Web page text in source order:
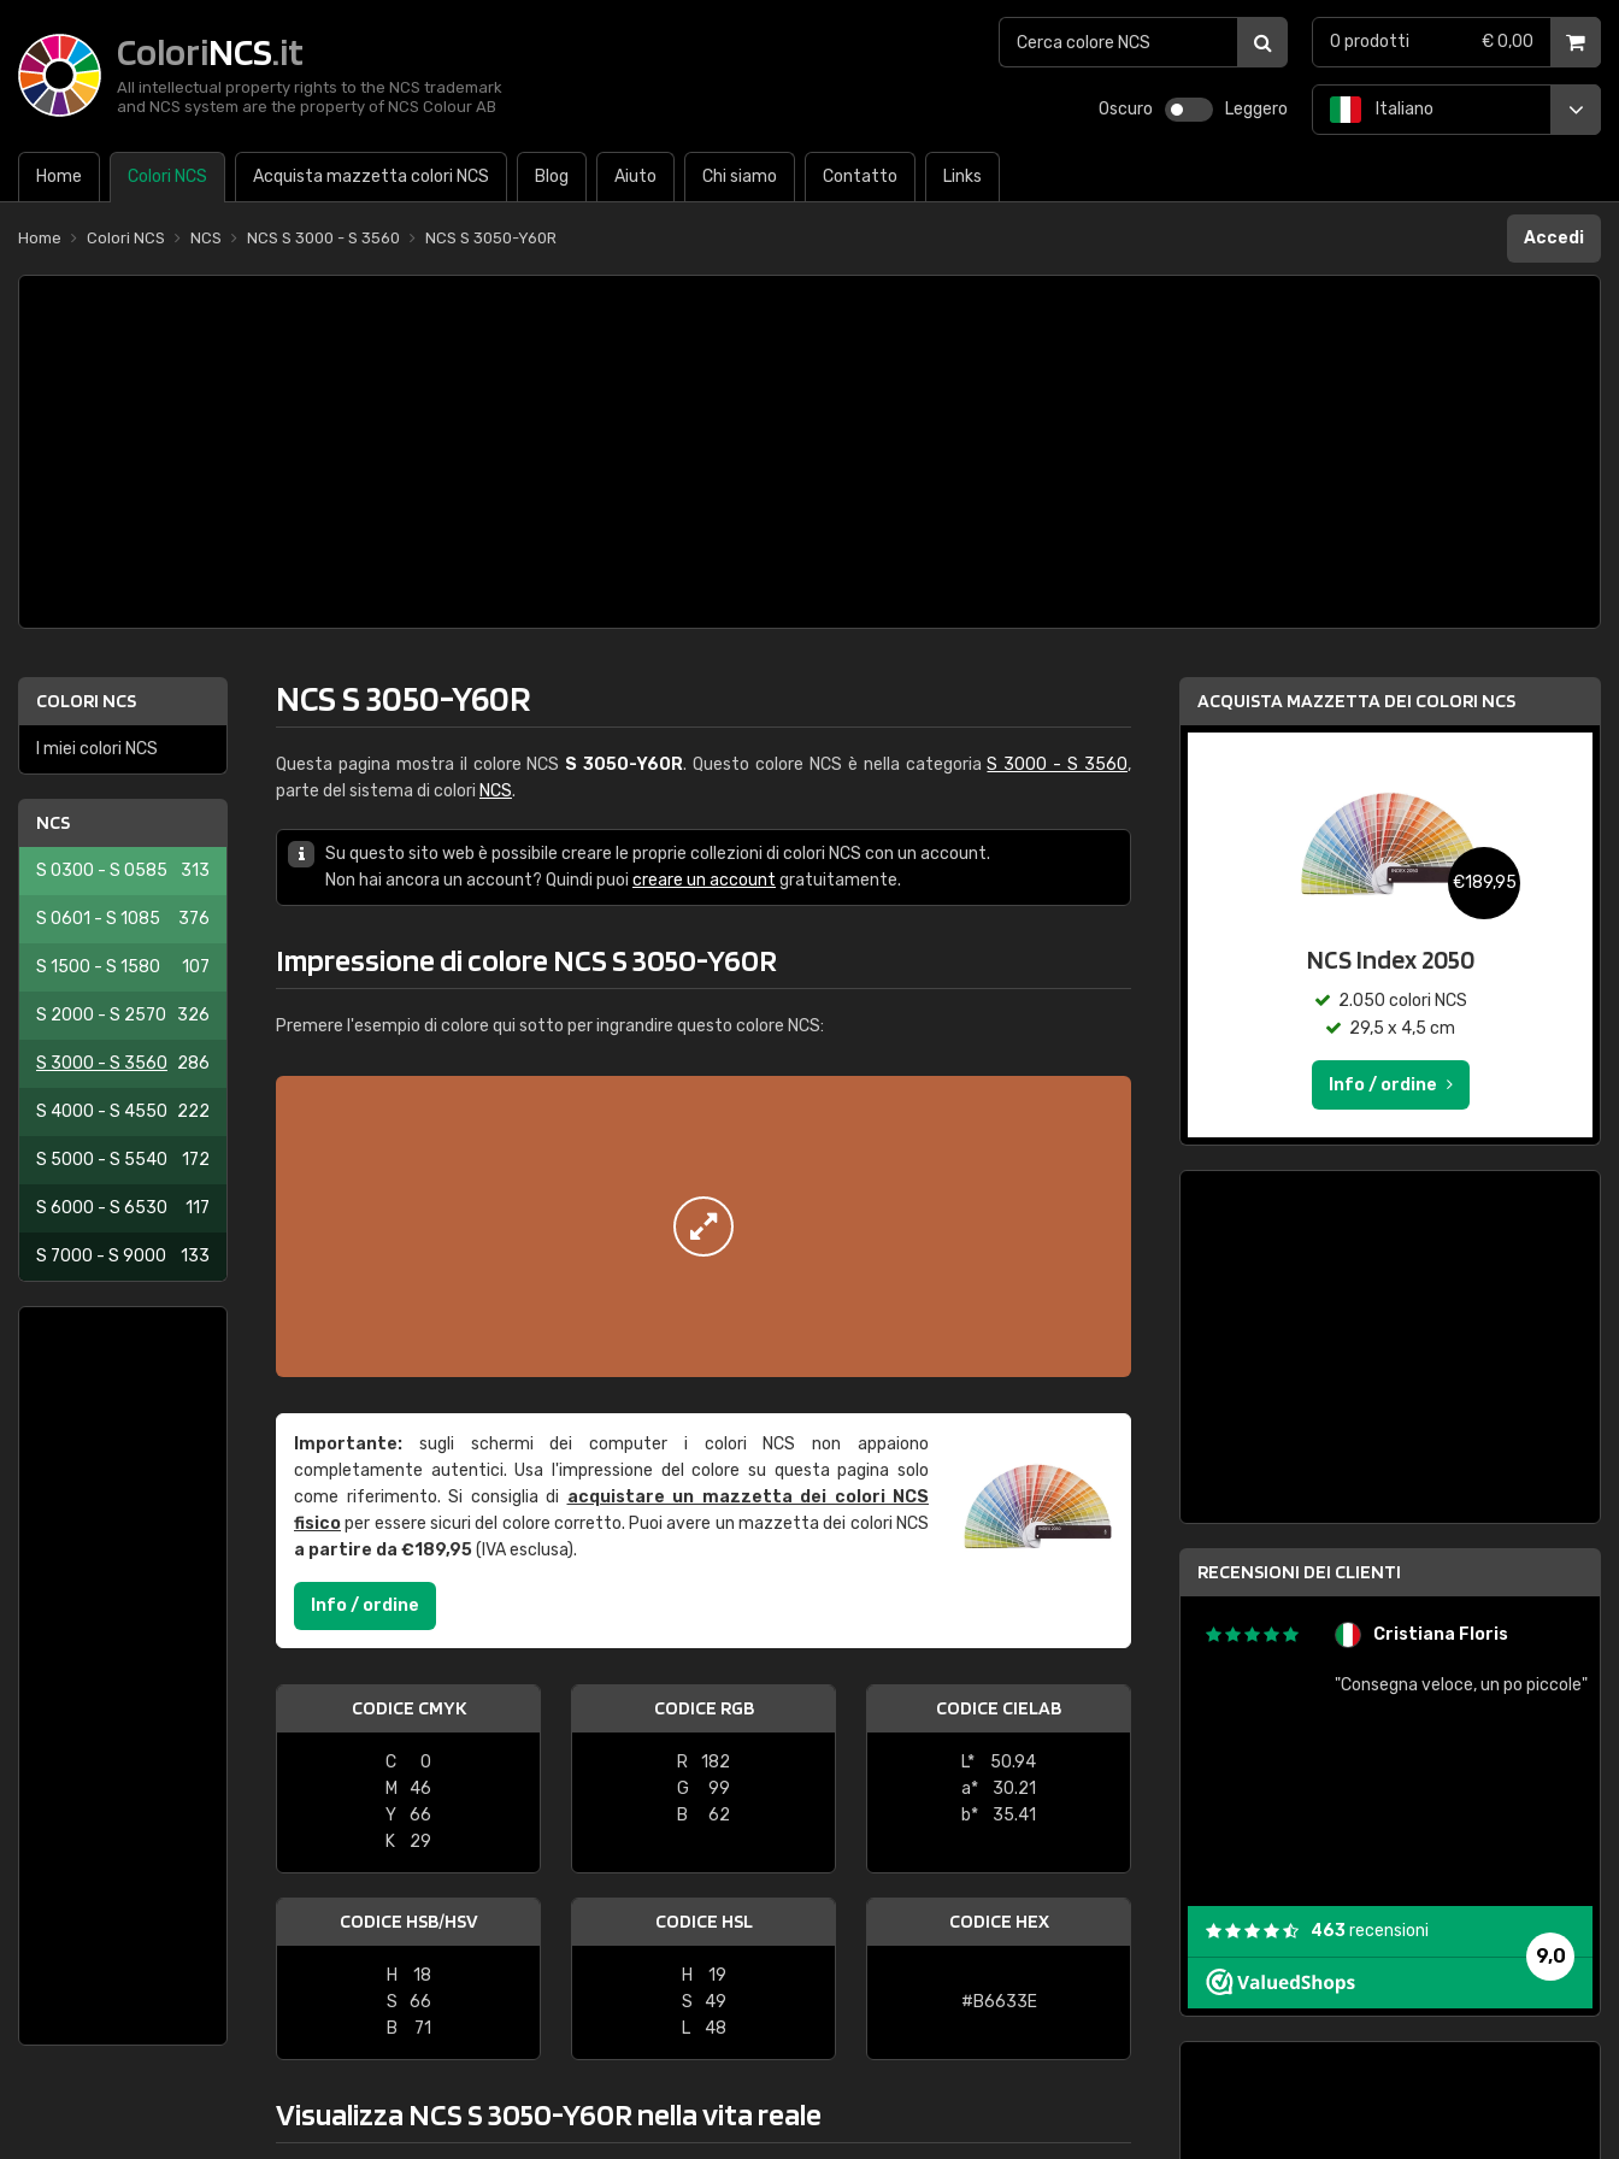
ColoriNCS.it
All intellectual property rights to the NCS trademark
and NCS system are the property of NCS Colour AB
Oscuro Leggero
Home Colori NCS Acquista mazzetta colori NCS Blog Aiuto Chi siamo Contatto Links
Italiano
0 prodotti € 0,00
Home Colori NCS NCS NCS S 3000 - S 3560 NCS S 3050-Y60R Accedi
COLORI NCS
I miei colori NCS
NCS
S 0300 - S 0585 313
S 0601 - S 1085 376
S 1500 - S 1580 107
S 2000 - S 2570 326
S 3000 - S 3560 286
S 4000 - S 4550 222
S 5000 - S 5540 172
S 6000 - S 6530 117
S 7000 - S 9000 133
NCS S 3050-Y60R
Questa pagina mostra il colore NCS S 3050-Y60R. Questo colore NCS è nella categoriaS 3000 - S 3560,
parte del sistema di colori NCS.
Su questo sito web è possibile creare le proprie collezioni di colori NCS con un account.
Non hai ancora un account? Quindi puoi creare un account gratuitamente.
Impressione di colore NCS S 3050-Y60R
Premere l'esempio di colore qui sotto per ingrandire questo colore NCS:
Importante: sugli schermi dei computer i colori NCS non appaiono
completamente autentici. Usa l'impressione del colore su questa pagina solo
come riferimento. Si consiglia di acquistare un mazzetta dei colori NCS
fisicoper essere sicuri del colore corretto. Puoi avere un mazzetta dei colori NCS
a partire da €189,95(IVA esclusa).
Info / ordine
CODICE CMYK
C
0
M
46
Y
66
K
29
CODICE RGB
R
182
G
99
B
62
CODICE CIELAB
L*
50.94
a*
30.21
b*
35.41
CODICE HSB/HSV
H
18
S
66
B
71
CODICE HSL
H
19
S
49
L
48
CODICE HEX
#B6633E
Visualizza NCS S 3050-Y60R nella vita reale
ACQUISTA MAZZETTA DEI COLORI NCS
€189,95
NCS Index 2050
2.050 colori NCS
29,5 x 4,5 cm
Info / ordine
RECENSIONI DEI CLIENTI
"buon servizio"
Cristiana Floris
"Consegna veloce, un po piccole"
9,0
463recensioni